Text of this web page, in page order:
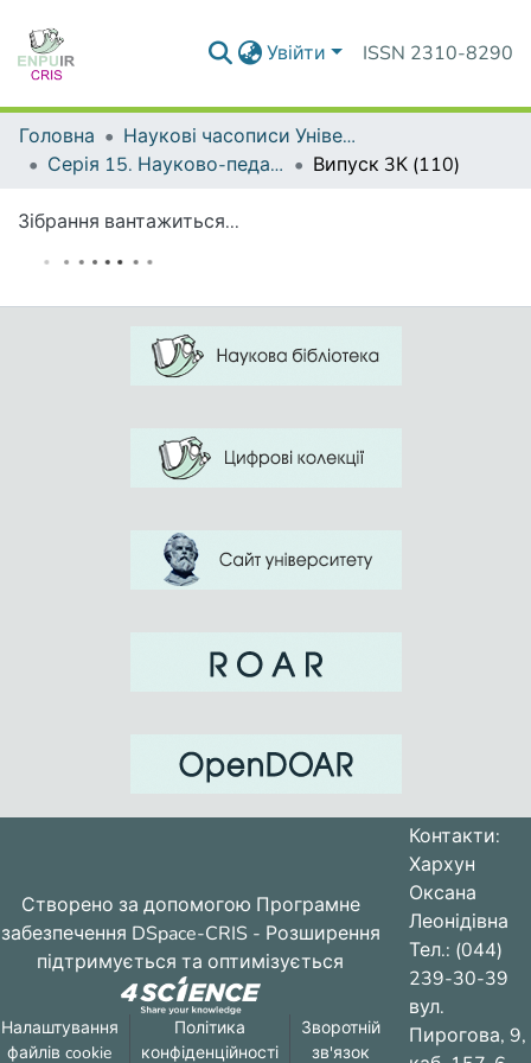
Увійти ISSN 2310-8290
Головна
Наукові часописи Університету
Серія 15. Науково-педагогічні проблеми фізичної культури (фізична культура і спорт)
Випуск 3К (110)
Зібрання вантажиться...
Створено за допомогою Програмне
забезпечення DSpace-CRIS - Розширення
підтримується та оптимізується
Налаштування
файлів cookie
Політика
конфіденційності
Зворотній
зв'язок
Контакти:
Хархун
Оксана
Леонідівна
Тел.: (044)
239-30-39
вул.
Пирогова, 9,